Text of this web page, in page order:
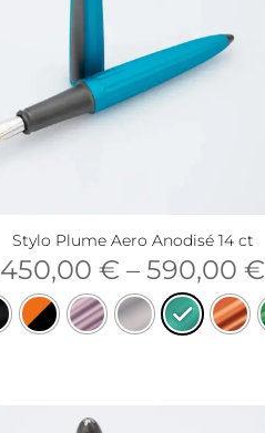
Stylo Plume Aero Anodisé 14 ct
450,00€ –590,00€